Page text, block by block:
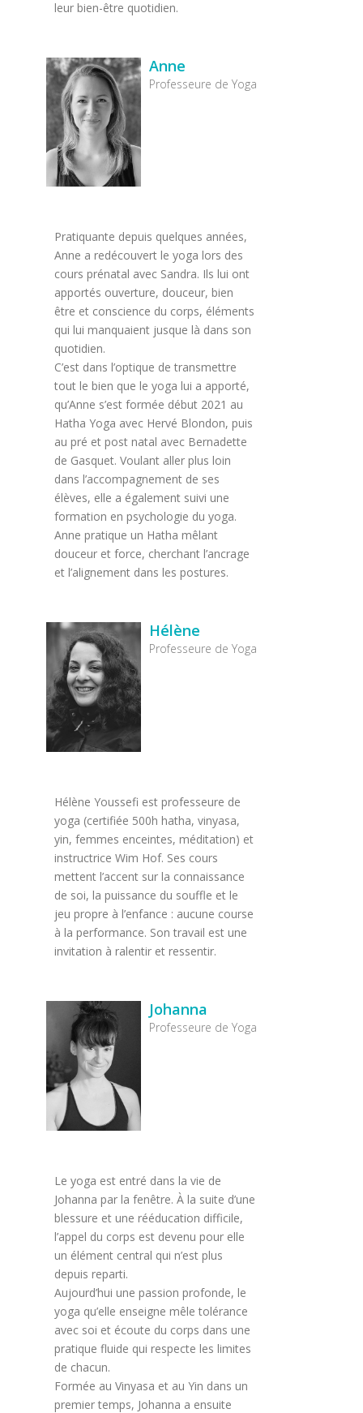
leur bien-être quotidien.
Anne
Professeure de Yoga
Pratiquante depuis quelques années,
Anne a redécouvert le yoga lors des
cours prénatal avec Sandra. Ils lui ont
apportés ouverture, douceur, bien
être et conscience du corps, éléments
qui lui manquaient jusque là dans son
quotidien.
C’est dans l’optique de transmettre
tout le bien que le yoga lui a apporté,
qu’Anne s’est formée début 2021 au
Hatha Yoga avec Hervé Blondon, puis
au pré et post natal avec Bernadette
de Gasquet. Voulant aller plus loin
dans l’accompagnement de ses
élèves, elle a également suivi une
formation en psychologie du yoga.
Anne pratique un Hatha mêlant
douceur et force, cherchant l’ancrage
et l’alignement dans les postures.
Hélène
Professeure de Yoga
Hélène Youssefi est professeure de
yoga (certifiée 500h hatha, vinyasa,
yin, femmes enceintes, méditation) et
instructrice Wim Hof. Ses cours
mettent l’accent sur la connaissance
de soi, la puissance du souffle et le
jeu propre à l’enfance : aucune course
à la performance. Son travail est une
invitation à ralentir et ressentir.
Johanna
Professeure de Yoga
Le yoga est entré dans la vie de
Johanna par la fenêtre. À la suite d’une
blessure et une rééducation difficile,
l’appel du corps est devenu pour elle
un élément central qui n’est plus
depuis reparti.
Aujourd’hui une passion profonde, le
yoga qu’elle enseigne mêle tolérance
avec soi et écoute du corps dans une
pratique fluide qui respecte les limites
de chacun.
Formée au Vinyasa et au Yin dans un
premier temps, Johanna a ensuite